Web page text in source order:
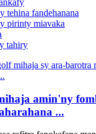
tehina fandehanana
pirinty miavaka
tahiry
amin'ny
...